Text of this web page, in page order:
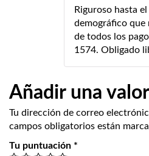
Riguroso hasta
demográfico que
de todos los
1574. Obligado
Añadir una
Tu dirección de correo
campos obligatorios están
Tu puntuación *